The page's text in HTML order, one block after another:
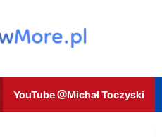
YouTube @Michał Toczyski